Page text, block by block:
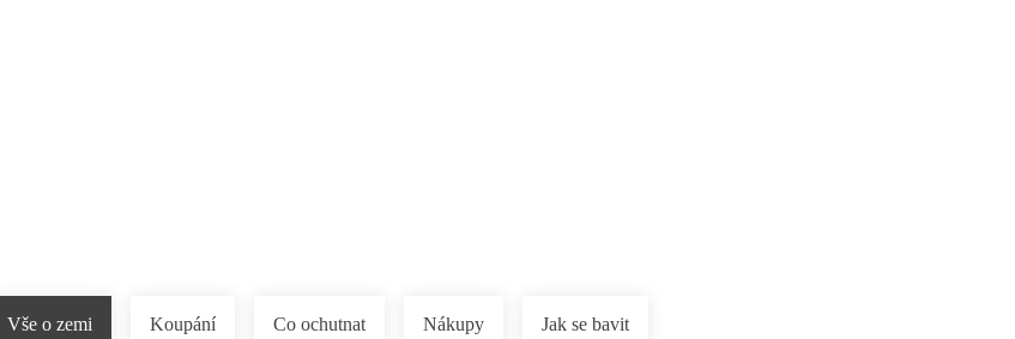
Vše o zemi Koupání Co ochutnat Nákupy Jak se bavit